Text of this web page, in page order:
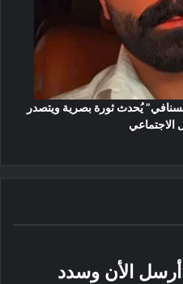
يُحدث ثورة بصرية ويتصدر
الاجتماعي
الأن وسدد